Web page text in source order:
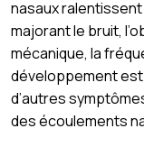
nasaux ralentissent
majorant le bruit,
mécanique, la
développement
d’autres
des écoulements